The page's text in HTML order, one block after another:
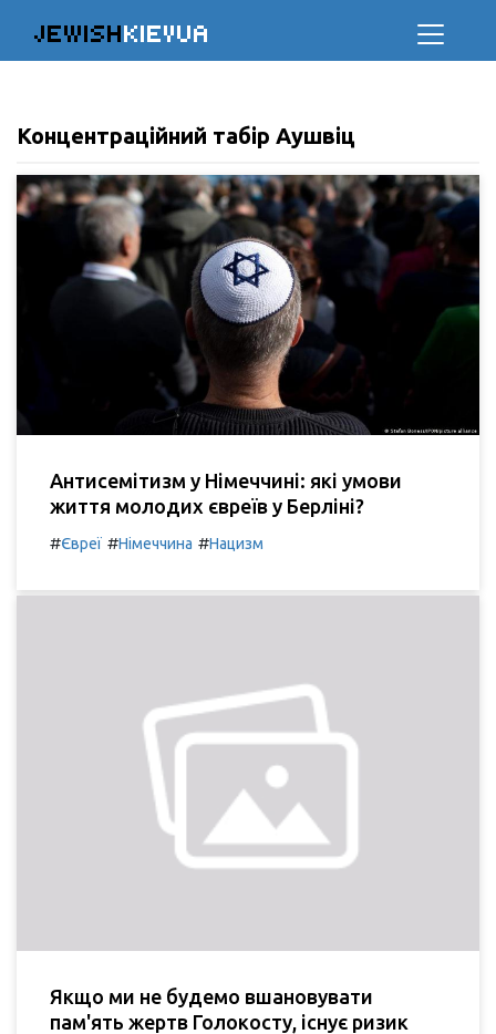
JEWISHKIEVUA
Концентраційний табір Аушвіц
Антисемітизм у Німеччині: які умови
життя молодих євреїв у Берліні?
#Євреї #Німеччина #Нацизм
Якщо ми не будемо вшановувати
пам'ять жертв Голокосту, існує ризик